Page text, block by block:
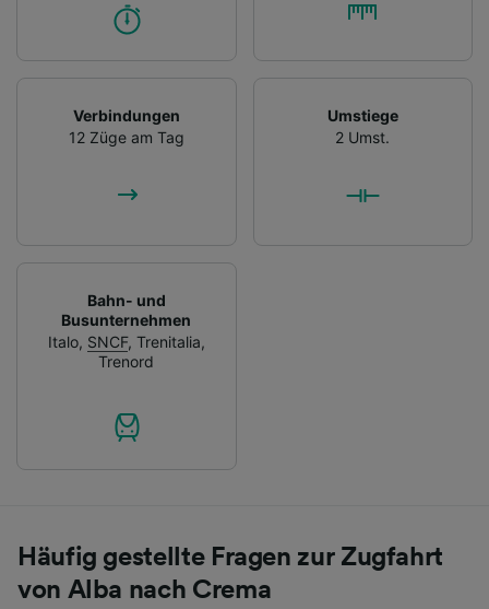
Verbindungen
12 Züge am Tag
Umstiege
2 Umst.
Bahn- und
Busunternehmen
Italo, SNCF, Trenitalia,
Trenord
Häufig gestellte Fragen zur Zugfahrt
von Alba nach Crema